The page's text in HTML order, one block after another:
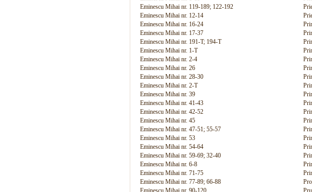
Eminescu Mihai nr. 119-189; 122-192
Eminescu Mihai nr. 12-14
Eminescu Mihai nr. 16-24
Eminescu Mihai nr. 17-37
Eminescu Mihai nr. 191-T; 194-T
Eminescu Mihai nr. 1-T
Eminescu Mihai nr. 2-4
Eminescu Mihai nr. 26
Eminescu Mihai nr. 28-30
Eminescu Mihai nr. 2-T
Eminescu Mihai nr. 39
Eminescu Mihai nr. 41-43
Eminescu Mihai nr. 42-52
Eminescu Mihai nr. 45
Eminescu Mihai nr. 47-51; 55-57
Eminescu Mihai nr. 53
Eminescu Mihai nr. 54-64
Eminescu Mihai nr. 59-69; 32-40
Eminescu Mihai nr. 6-8
Eminescu Mihai nr. 71-75
Eminescu Mihai nr. 77-89; 66-88
Eminescu Mihai nr. 90-120